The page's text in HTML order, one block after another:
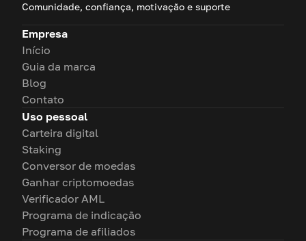
Comunidade, confiança, motivação e suporte
Empresa
Início
Guia da marca
Blog
Contato
Uso pessoal
Carteira digital
Staking
Conversor de moedas
Ganhar criptomoedas
Verificador AML
Programa de indicação
Programa de afiliados